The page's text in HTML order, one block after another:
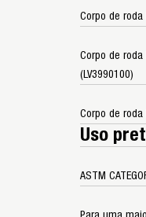
Corpo de roda
Corpo de
(LV3990100)
Corpo de roda
Uso
ASTM